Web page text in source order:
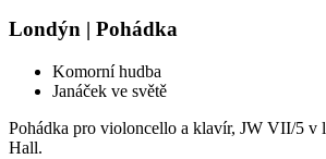
Londýn | Pohádka
Komorní hudba
Janáček ve světě
Pohádka pro violoncello a klavír, JW VII/5 v
Hall.